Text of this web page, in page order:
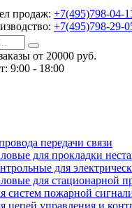
продаж: +7(495)798-04-
+7(495)798-29-
от 20000 руб.
9:00 - 18:00
передачи связи
для прокладки
для
для стационарной
систем пожарной
цепей управления и